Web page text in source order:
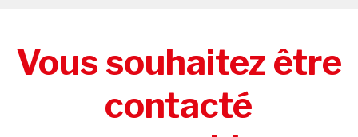
Vous souhaitez être
contacté